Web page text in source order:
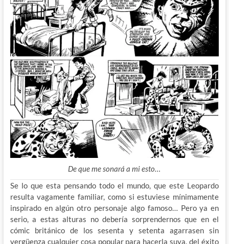
De que me sonará a mi esto…
Se lo que esta pensando todo el mundo, que este Leopardo
resulta vagamente familiar, como si estuviese mínimamente
inspirado en algún otro personaje algo famoso… Pero ya en
serio, a estas alturas no debería sorprendernos que en el
cómic británico de los sesenta y setenta agarrasen sin
vergüenza cualquier cosa popular para hacerla suya, del éxito